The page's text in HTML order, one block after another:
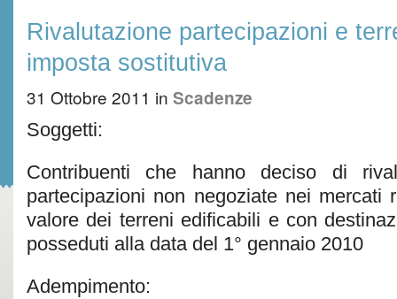
Rivalutazione partecipazioni e
imposta sostitutiva
31 Ottobre 2011 in Scadenze
Soggetti:
Contribuenti che hanno deciso di
partecipazioni non negoziate nei mercati
valore dei terreni edificabili e con
posseduti alla data del 1° gennaio 2010
Adempimento: